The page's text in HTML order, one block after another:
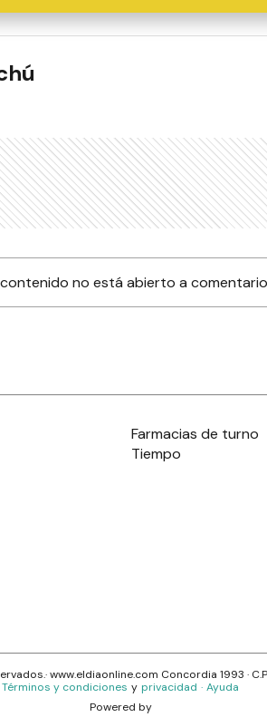
no está abierto a
Farmacias de turno
Tiempo
www.eldiaonline.com Concordia 1993 ·
Términos y condiciones y privacidad · Ayuda
Powered by